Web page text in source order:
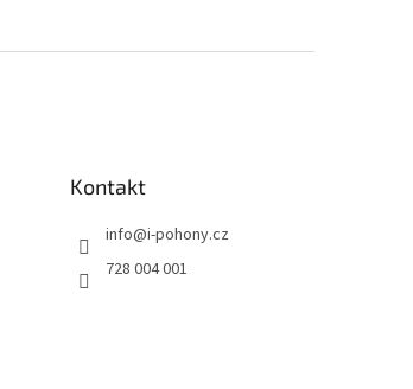
Kontakt
info@i-pohony.cz
728 004 001